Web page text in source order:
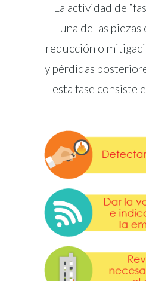
La actividad de
una de las piezas
reducción o
y pérdidas
esta fase consiste